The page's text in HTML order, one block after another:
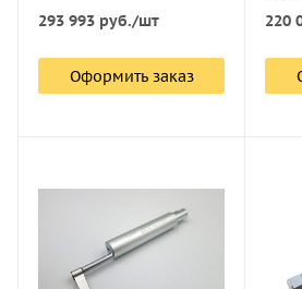
293 993 руб./шт
Оформить заказ
220